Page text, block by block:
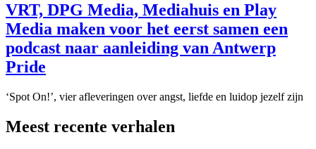
VRT, DPG Media, Mediahuis en Play
Media maken voor het eerst samen een
podcast naar aanleiding van Antwerp
Pride
‘Spot On!’, vier afleveringen over angst, liefde en luidop jezelf zijn
Meest recente verhalen